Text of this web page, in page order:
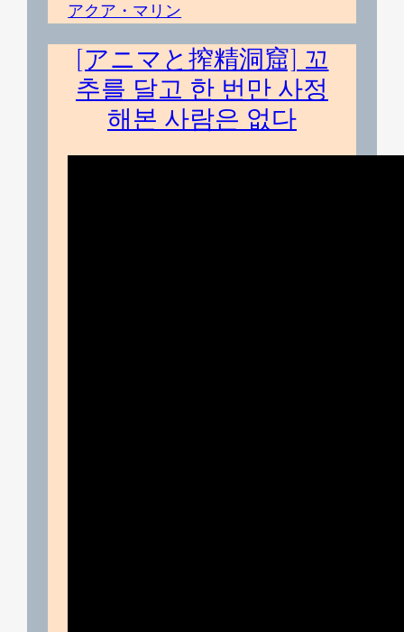
アクア・マリン
[アニマと搾精洞窟] 꼬
추를 달고 한 번만 사정
해본 사람은 없다